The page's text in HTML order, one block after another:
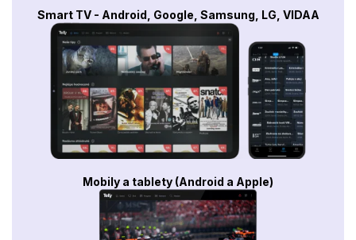
Smart TV - Android, Google, Samsung, LG, VIDAA
Mobily a tablety (Android a Apple)